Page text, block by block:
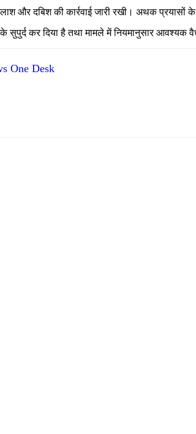
और दबिश की कार्रवाई जारी रखी। अथक
सुपुर्द कर दिया है तथा मामले में नियमानुसार आवश्यक
One Desk